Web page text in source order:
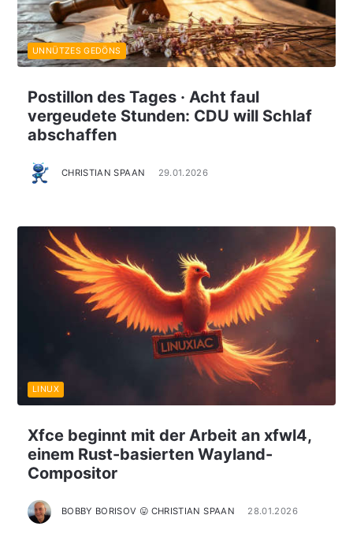
Postillon des Tages · Acht faul
vergeudete Stunden: CDU will Schlaf
abschaffen
CHRISTIAN SPAAN 29.01.2026
UNNÜTZES GEDÖNS
Xfce beginnt mit der Arbeit an xfwl4,
einem Rust-basierten Wayland-
Compositor
BOBBY BORISOV 😛 CHRISTIAN SPAAN 28.01.2026
LINUX